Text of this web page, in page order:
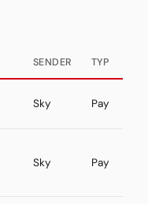
SENDER TYP
Sky Pay
Sky Pay